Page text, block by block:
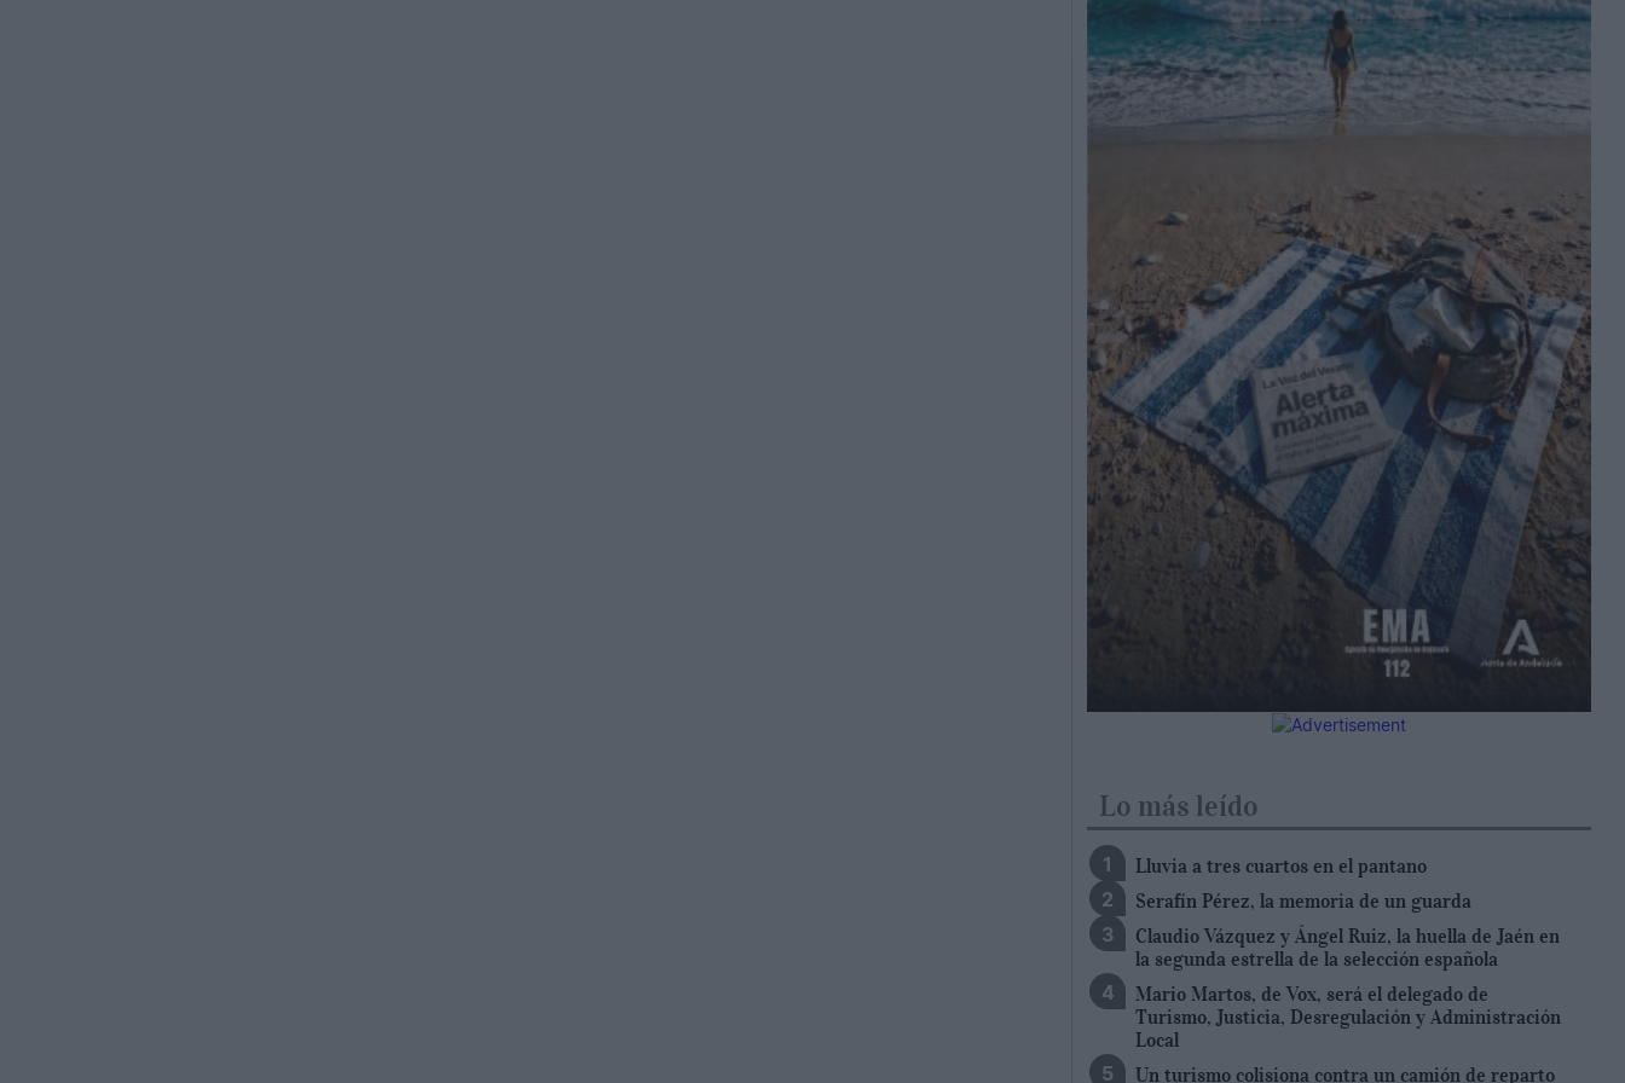
Lo más leído
Lluvia a tres cuartos en el pantano
Serafín Pérez, la memoria de un guarda
Claudio Vázquez y Ángel Ruiz, la huella de Jaén en
la segunda estrella de la selección española
Mario Martos, de Vox, será el delegado de
Turismo, Justicia, Desregulación y Administración
Local
Un turismo colisiona contra un camión de reparto